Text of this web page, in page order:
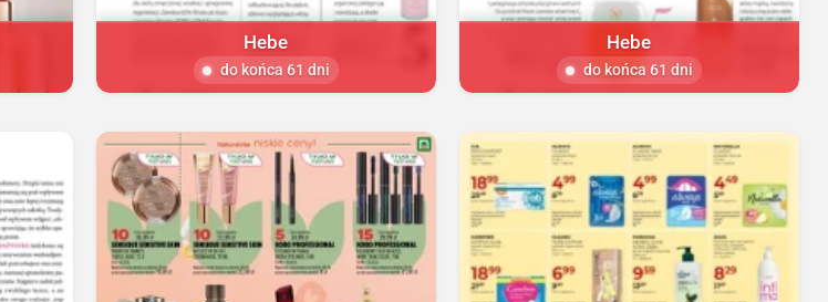
Hebe
do końca 61 dni
Hebe
do końca 61 dni